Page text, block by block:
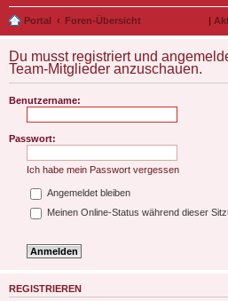
Portal Foren-Übersicht |
Du musst registriert und
Team-Mitglieder anzuschauen.
Benutzername:
Passwort:
Ich habe mein Passwort vergessen
Angemeldet bleiben
Meinen Online-Status während dieser
REGISTRIEREN